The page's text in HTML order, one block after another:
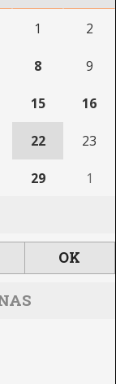
1 2
8 9
15 16
22 23
29 1